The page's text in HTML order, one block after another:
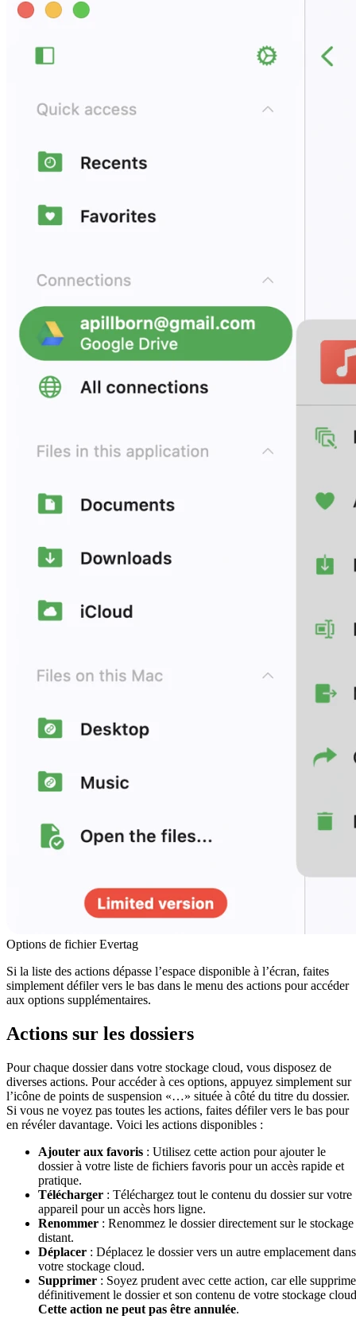
Options de fichier Evertag
Si la liste des actions dépasse l’espace disponible à l’écran, faites
simplement défiler vers le bas dans le menu des actions pour accéder
aux options supplémentaires.
Actions sur les dossiers
Pour chaque dossier dans votre stockage cloud, vous disposez de
diverses actions. Pour accéder à ces options, appuyez simplement sur
l’icône de points de suspension «…» située à côté du titre du dossier.
Si vous ne voyez pas toutes les actions, faites défiler vers le bas pour
en révéler davantage. Voici les actions disponibles :
Ajouter aux favoris : Utilisez cette action pour ajouter le
dossier à votre liste de fichiers favoris pour un accès rapide et
pratique.
Télécharger : Téléchargez tout le contenu du dossier sur votre
appareil pour un accès hors ligne.
Renommer : Renommez le dossier directement sur le stockage
distant.
Déplacer : Déplacez le dossier vers un autre emplacement dans
votre stockage cloud.
Supprimer : Soyez prudent avec cette action, car elle supprime
définitivement le dossier et son contenu de votre stockage
Cette action ne peut pas être annulée.